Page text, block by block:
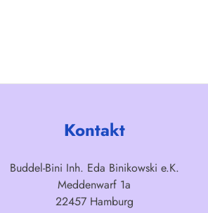
Kontakt
Buddel-Bini Inh. Eda Binikowski e.K.
Meddenwarf 1a
22457 Hamburg